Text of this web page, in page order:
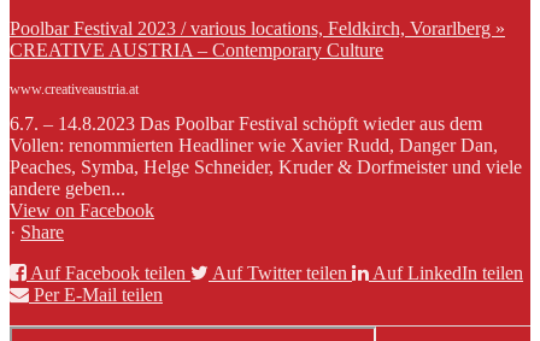
Poolbar Festival 2023 / various locations, Feldkirch, Vorarlberg »
CREATIVE AUSTRIA – Contemporary Culture
www.creativeaustria.at
6.7. – 14.8.2023 Das Poolbar Festival schöpft wieder aus dem
Vollen: renommierten Headliner wie Xavier Rudd, Danger Dan,
Peaches, Symba, Helge Schneider, Kruder & Dorfmeister und viele
andere geben...
View on Facebook
· Share
Auf Facebook teilen
Auf Twitter teilen
Auf LinkedIn teilen
Per E-Mail teilen